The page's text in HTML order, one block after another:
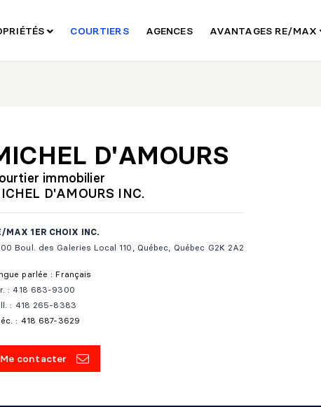
COURTIERS AGENCES AVANTAGES RE/MAX
D'AMOURS
immobilier
D'AMOURS INC.
MAX 1ER CHOIX INC.
Boul. des Galeries Local 110, Québec, Québec G2K 2A2
parlée : Français
: 418 683-9300
: 418 265-8383
: 418 687-3629
Me contacter